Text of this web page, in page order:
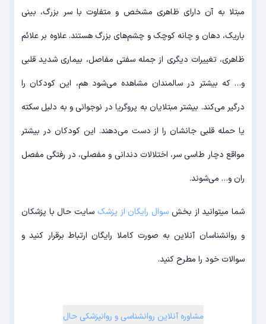
مبتلا به آن دارای ظاهری مشخص و متفاوت با سر بزرگ، بینی
باریک، دهان و چانه کوچک و چشم‌های بزرگ هستند. علاوه بر علائم
ظاهری، تغییرات دیگری از جمله سفتی مفاصل، بیماری شدید قلبی
و… که بیشتر در سالمندان مشاهده می‌شود هم، این کودکان را
درگیر می‌کند. بیشتر مبتلایان به پروگریا در نوجوانی و به دلیل سکته
یا حمله قلبی جانشان را از دست می‌دهند. این کودکان در بیشتر
مواقع دچار طاسی سر، اختلالات دندانی و مفصلی، در رفتگی مفصل
ران و… می‌شوند.
شما میتوانید از بخش سوال رایگان از پزشک سایت حال با پزشکان
و روانشناسان آنلاین به صورت کاملا رایگان ارتباط برقرار کنید و
سوالات خود را مطرح کنید.
مشاوره آنلاین روانشناسی و روانپزشکی حال